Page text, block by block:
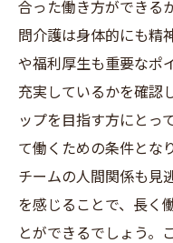
合った働き方ができる
問介護は身体的にも精
や福利厚生も重要なポ
充実しているかを確認
ップを目指す方にとっ
て働くための条件とな
チームの人間関係も見
を感じることで、長く
とができるでしょう。